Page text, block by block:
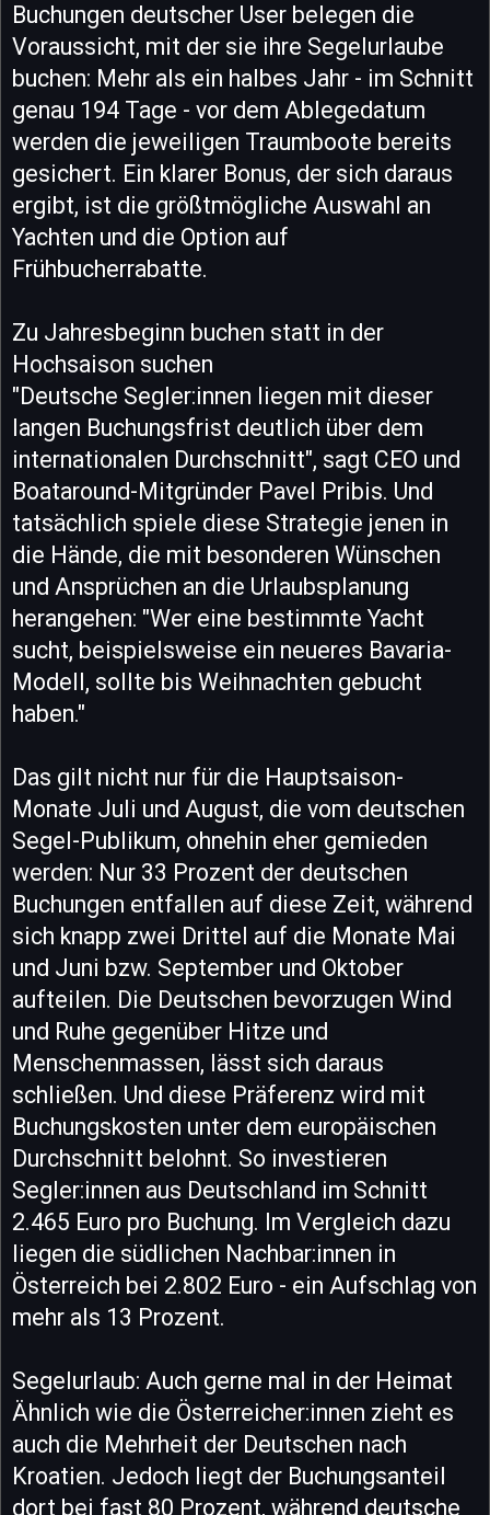
Buchungen deutscher User belegen die
Voraussicht, mit der sie ihre Segelurlaube
buchen: Mehr als ein halbes Jahr - im Schnitt
genau 194 Tage - vor dem Ablegedatum
werden die jeweiligen Traumboote bereits
gesichert. Ein klarer Bonus, der sich daraus
ergibt, ist die größtmögliche Auswahl an
Yachten und die Option auf
Frühbucherrabatte.
Zu Jahresbeginn buchen statt in der
Hochsaison suchen
"Deutsche Segler:innen liegen mit dieser
langen Buchungsfrist deutlich über dem
internationalen Durchschnitt", sagt CEO und
Boataround-Mitgründer Pavel Pribis. Und
tatsächlich spiele diese Strategie jenen in
die Hände, die mit besonderen Wünschen
und Ansprüchen an die Urlaubsplanung
herangehen: "Wer eine bestimmte Yacht
sucht, beispielsweise ein neueres Bavaria-
Modell, sollte bis Weihnachten gebucht
haben."
Das gilt nicht nur für die Hauptsaison-
Monate Juli und August, die vom deutschen
Segel-Publikum, ohnehin eher gemieden
werden: Nur 33 Prozent der deutschen
Buchungen entfallen auf diese Zeit, während
sich knapp zwei Drittel auf die Monate Mai
und Juni bzw. September und Oktober
aufteilen. Die Deutschen bevorzugen Wind
und Ruhe gegenüber Hitze und
Menschenmassen, lässt sich daraus
schließen. Und diese Präferenz wird mit
Buchungskosten unter dem europäischen
Durchschnitt belohnt. So investieren
Segler:innen aus Deutschland im Schnitt
2.465 Euro pro Buchung. Im Vergleich dazu
liegen die südlichen Nachbar:innen in
Österreich bei 2.802 Euro - ein Aufschlag von
mehr als 13 Prozent.
Segelurlaub: Auch gerne mal in der Heimat
Ähnlich wie die Österreicher:innen zieht es
auch die Mehrheit der Deutschen nach
Kroatien. Jedoch liegt der Buchungsanteil
dort bei fast 80 Prozent, während deutsche